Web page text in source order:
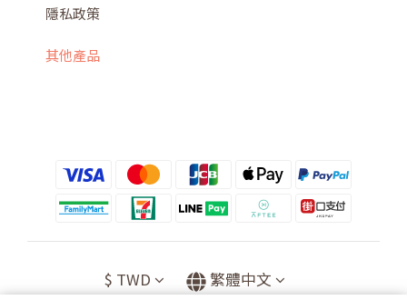
隱私政策
其他產品
$ TWD 繁體中文